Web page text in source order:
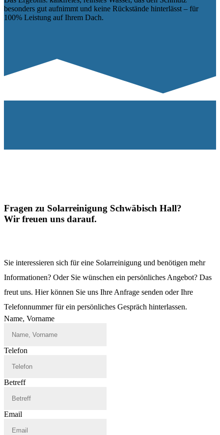
besonders gut aufnimmt und keine Rückstände hinterlässt – für
100% Leistung auf Ihrem Dach.
Fragen zu Solarreinigung Schwäbisch Hall?
Wir freuen uns darauf.
Sie interessieren sich für eine Solarreinigung und benötigen mehr
Informationen? Oder Sie wünschen ein persönliches Angebot? Das
freut uns. Hier können Sie uns Ihre Anfrage senden oder Ihre
Telefonnummer für ein persönliches Gespräch hinterlassen.
Name, Vorname
Telefon
Betreff
Email